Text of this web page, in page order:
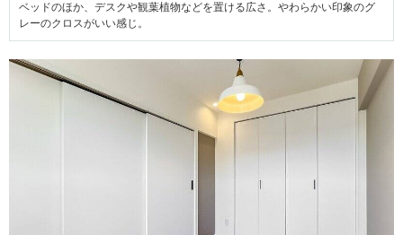
ベッドのほか、デスクや観葉植物などを置ける広さ。やわらかい印象のグ
レーのクロスがいい感じ。